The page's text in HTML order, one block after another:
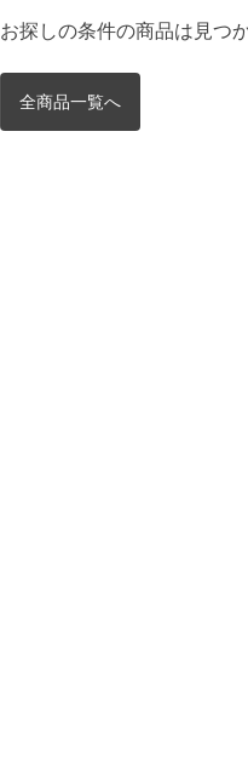
お探しの条件の商品は見つ
全商品一覧へ